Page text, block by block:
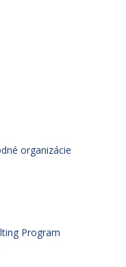
organizácie
Program